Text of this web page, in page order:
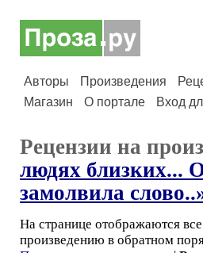
Авторы Произведения
Магазин
О портале Вход
Рецензии на
людях близких...
замолвила
На странице отображаются
произведению в обратном